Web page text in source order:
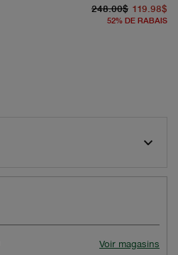
248.00$ 119.98$
52% DE RABAIS
Voir magasins